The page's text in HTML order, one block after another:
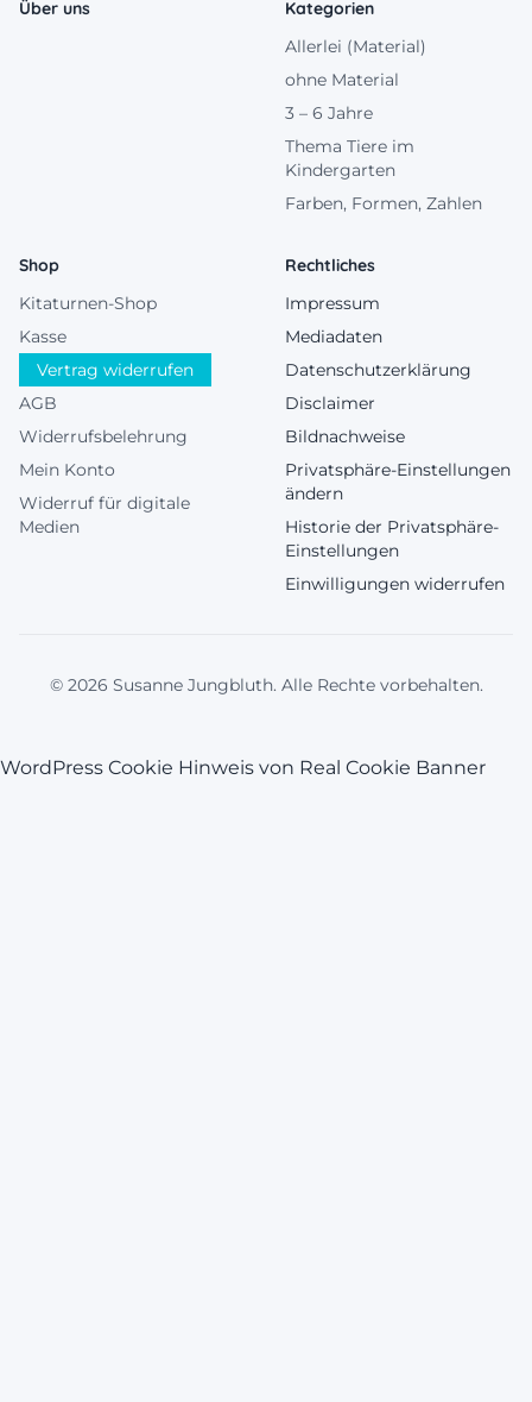
Über uns
Kategorien
Allerlei (Material)
ohne Material
3 – 6 Jahre
Thema Tiere im
Kindergarten
Farben, Formen, Zahlen
Shop
Kitaturnen-Shop
Kasse
Vertrag widerrufen
AGB
Widerrufsbelehrung
Mein Konto
Widerruf für digitale
Medien
Rechtliches
Impressum
Mediadaten
Datenschutzerklärung
Disclaimer
Bildnachweise
Privatsphäre-Einstellungen
ändern
Historie der Privatsphäre-
Einstellungen
Einwilligungen widerrufen
© 2026 Susanne Jungbluth. Alle Rechte vorbehalten.
WordPress Cookie Hinweis von Real Cookie Banner